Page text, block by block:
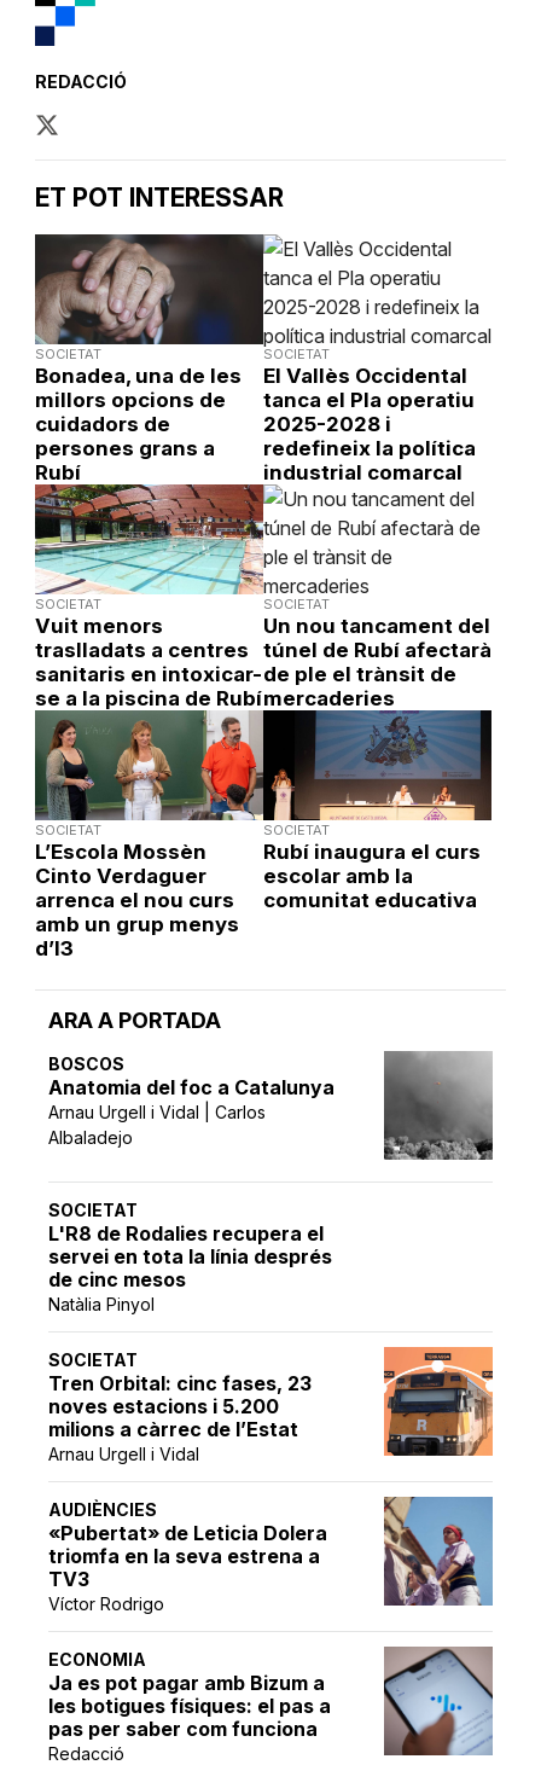
ARA A PORTADA
BOSCOS
Anatomia del foc a Catalunya
Arnau Urgell i Vidal | Carlos
Albaladejo
SOCIETAT
L'R8 de Rodalies recupera el
servei en tota la línia després
de cinc mesos
Natàlia Pinyol
SOCIETAT
Tren Orbital: cinc fases, 23
noves estacions i 5.200
milions a càrrec de l’Estat
Arnau Urgell i Vidal
AUDIÈNCIES
«Pubertat» de Leticia Dolera
triomfa en la seva estrena a
TV3
Víctor Rodrigo
ECONOMIA
Ja es pot pagar amb Bizum a
les botigues físiques: el pas a
pas per saber com funciona
Redacció
REDACCIÓ
ET POT INTERESSAR
SOCIETAT
Bonadea, una de les
millors opcions de
cuidadors de
persones grans a
Rubí
SOCIETAT
El Vallès Occidental
tanca el Pla operatiu
2025-2028 i
redefineix la política
industrial comarcal
SOCIETAT
Vuit menors
traslladats a centres
sanitaris en intoxicar-
se a la piscina de Rubí
SOCIETAT
Un nou tancament del
túnel de Rubí afectarà
de ple el trànsit de
mercaderies
SOCIETAT
L’Escola Mossèn
Cinto Verdaguer
arrenca el nou curs
amb un grup menys
d’I3
SOCIETAT
Rubí inaugura el curs
escolar amb la
comunitat educativa